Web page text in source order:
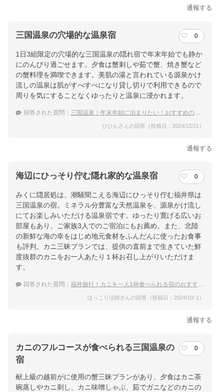
通報する
三国温泉の穴場的な温泉宿 0
1日3組限定の穴場的な三国温泉の隠れ宿で年末年始でも静か
にのんびり過ごせます。夕食は蟹刺しや茹で蟹、焼き蟹など
の蟹料理を満喫できます。美肌の湯と言われている源泉かけ
流しの温泉は肌がすべすべになり貸し切りで利用できるので
周りを気にすることなくゆったりと温泉に浸かれます。
回答された質問： 三国温泉｜年末年始に泊まりたい！おすすめの穴場な宿は？
ひひんさんの回答（投稿日：2024/12/21）
通報する
海辺にひっそり佇む隠れ家的な温泉宿 0
みくに隠居処は、潮騒聞こえる海辺にひっそり佇む福井県は
三国温泉の宿。ミネラル分豊富な天然温泉を、源泉かけ流し
にてお楽しみいただける温泉宿です。ゆったり寛げる広いお
部屋もあり、ご家族3人でのご宿泊にもお薦め。また、北陸
の新鮮な海の幸をはじめ地元食材をふんだんに使ったお食事
も評判。カニ三昧プランでは、提供の直前まで生きていた鮮
度抜群のカニをお一人あたり１杯お召し上がりいただけま
す。
回答された質問： 福井旅行！カニを一人1杯食べられる宿のおすすめは？
ほっこり法師さんの回答（投稿日：2024/10/ 1）
通報する
カニのフルコースが食べられる三国温泉の
宿
0
献上級の越前がに使用の蟹三昧プランがあり、夕食はカニ茶
碗蒸しやカニ刺し、カニ味噌しゃぶ、茹でガニなどのカニの